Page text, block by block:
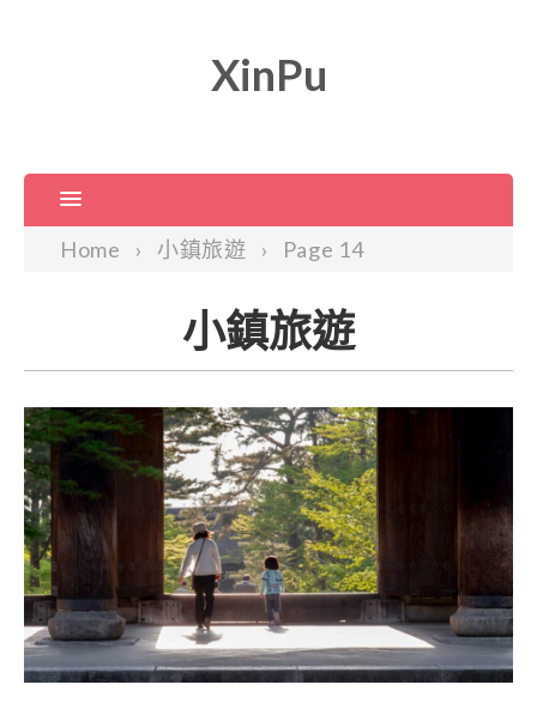
XinPu
Home 小鎮旅遊 Page 14
小鎮旅遊